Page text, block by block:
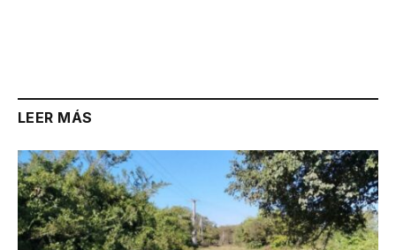
LEER MÁS